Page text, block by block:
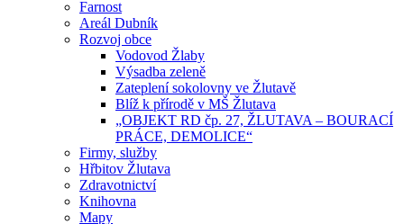
Farnost
Areál Dubník
Rozvoj obce
Vodovod Žlaby
Výsadba zeleně
Zateplení sokolovny ve Žlutavě
Blíž k přírodě v MŠ Žlutava
„OBJEKT RD čp. 27, ŽLUTAVA – BOURACÍ
PRÁCE, DEMOLICE“
Firmy, služby
Hřbitov Žlutava
Zdravotnictví
Knihovna
Mapy